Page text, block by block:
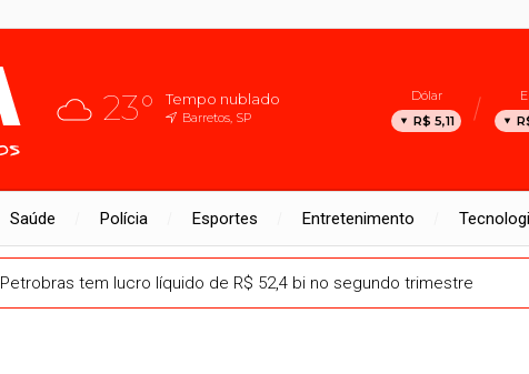
23° Tempo nublado
Barretos, SP
Dólar
R$ 5,11
Saúde Polícia Esportes Entretenimento
Petrobras tem lucro líquido de R$ 52,4 bi no segundo trimestre